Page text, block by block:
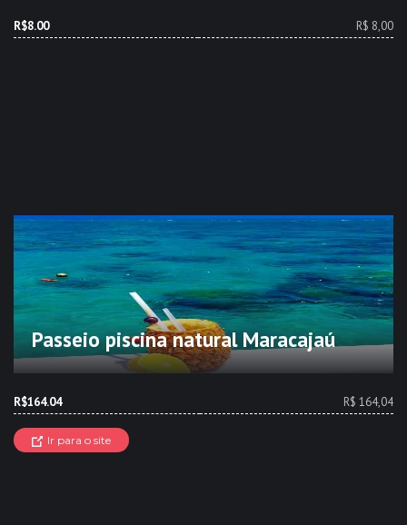
R$8.00 R$ 8,00
Passeio piscina natural Maracajaú
R$164.04 R$ 164,04
Ir para o site